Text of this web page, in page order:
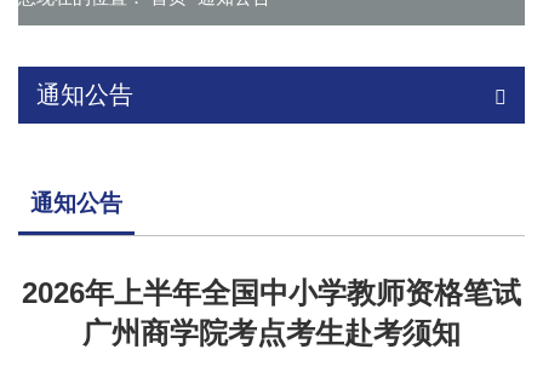
通知公告
通知公告
2026年上半年全国中小学教师资格笔试
广州商学院考点考生赴考须知